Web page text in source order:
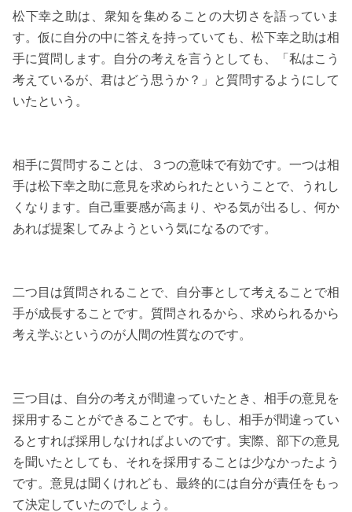
松下幸之助は、衆知を集めることの大切さを語っていま
す。仮に自分の中に答えを持っていても、松下幸之助は相
手に質問します。自分の考えを言うとしても、「私はこう
考えているが、君はどう思うか？」と質問するようにして
いたという。
相手に質問することは、３つの意味で有効です。一つは相
手は松下幸之助に意見を求められたということで、うれし
くなります。自己重要感が高まり、やる気が出るし、何か
あれば提案してみようという気になるのです。
二つ目は質問されることで、自分事として考えることで相
手が成長することです。質問されるから、求められるから
考え学ぶというのが人間の性質なのです。
三つ目は、自分の考えが間違っていたとき、相手の意見を
採用することができることです。もし、相手が間違ってい
るとすれば採用しなければよいのです。実際、部下の意見
を聞いたとしても、それを採用することは少なかったよう
です。意見は聞くけれども、最終的には自分が責任をもっ
て決定していたのでしょう。